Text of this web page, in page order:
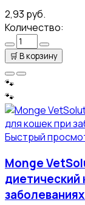
2,93 руб.
Количество:
🛒В корзину
🐾
🐾
Быстрый
Monge
диетический